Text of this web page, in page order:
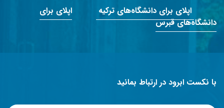
اپلای برای دانشگاه‌های ترکیه
اپلای برای
دانشگاه‌های قبرس
با نکست ابرود در ارتباط بمانید